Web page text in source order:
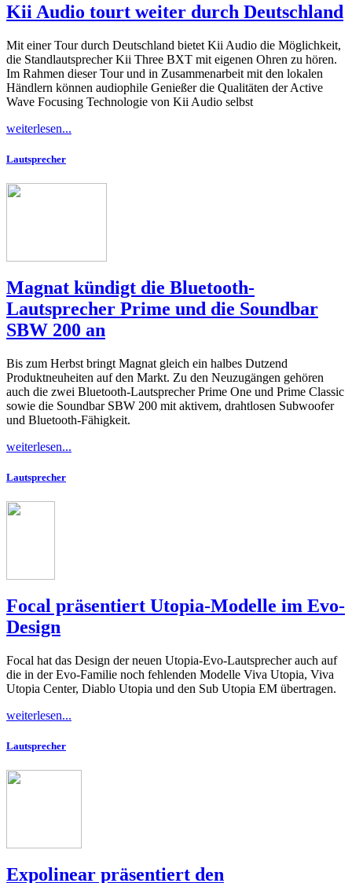
Kii Audio tourt weiter durch Deutschland
Mit einer Tour durch Deutschland bietet Kii Audio die Möglichkeit,
die Standlautsprecher Kii Three BXT mit eigenen Ohren zu hören.
Im Rahmen dieser Tour und in Zusammenarbeit mit den lokalen
Händlern können audiophile Genießer die Qualitäten der Active
Wave Focusing Technologie von Kii Audio selbst
weiterlesen...
Lautsprecher
Magnat kündigt die Bluetooth-
Lautsprecher Prime und die Soundbar
SBW 200 an
Bis zum Herbst bringt Magnat gleich ein halbes Dutzend
Produktneuheiten auf den Markt. Zu den Neuzugängen gehören
auch die zwei Bluetooth-Lautsprecher Prime One und Prime Classic
sowie die Soundbar SBW 200 mit aktivem, drahtlosen Subwoofer
und Bluetooth-Fähigkeit.
weiterlesen...
Lautsprecher
Focal präsentiert Utopia-Modelle im Evo-
Design
Focal hat das Design der neuen Utopia-Evo-Lautsprecher auch auf
die in der Evo-Familie noch fehlenden Modelle Viva Utopia, Viva
Utopia Center, Diablo Utopia und den Sub Utopia EM übertragen.
weiterlesen...
Lautsprecher
Expolinear präsentiert den